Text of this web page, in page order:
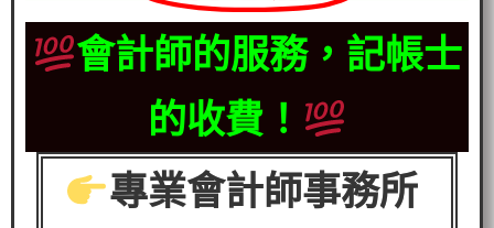
會計師的服務，記帳士
的收費！
專業會計師事務所